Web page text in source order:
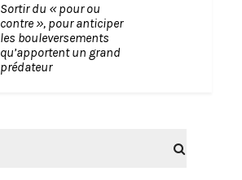
Sortir du « pour ou
contre », pour anticiper
les bouleversements
qu’apportent un grand
prédateur